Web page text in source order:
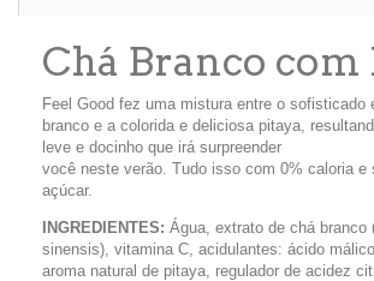
Chá Branco com
Feel Good fez uma mistura entre o sofisticado
branco e a colorida e deliciosa pitaya,
leve e docinho que irá surpreender
você neste verão. Tudo isso com 0% caloria e
açúcar.
INGREDIENTES: Água, extrato de chá branco
sinensis), vitamina C, acidulantes: ácido
aroma natural de pitaya, regulador de acidez